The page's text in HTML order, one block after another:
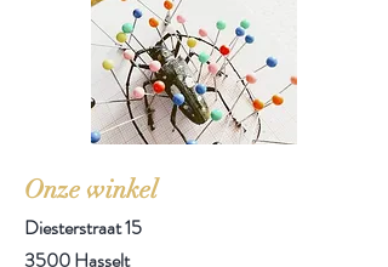
Onze winkel
Diesterstraat 15
3500 Hasselt